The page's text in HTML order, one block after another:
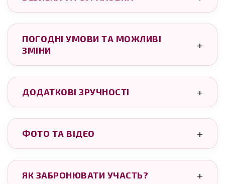
ПОГОДНІ УМОВИ ТА МОЖЛИВІ
ЗМІНИ
ДОДАТКОВІ ЗРУЧНОСТІ
ФОТО ТА ВІДЕО
ЯК ЗАБРОНЮВАТИ УЧАСТЬ?